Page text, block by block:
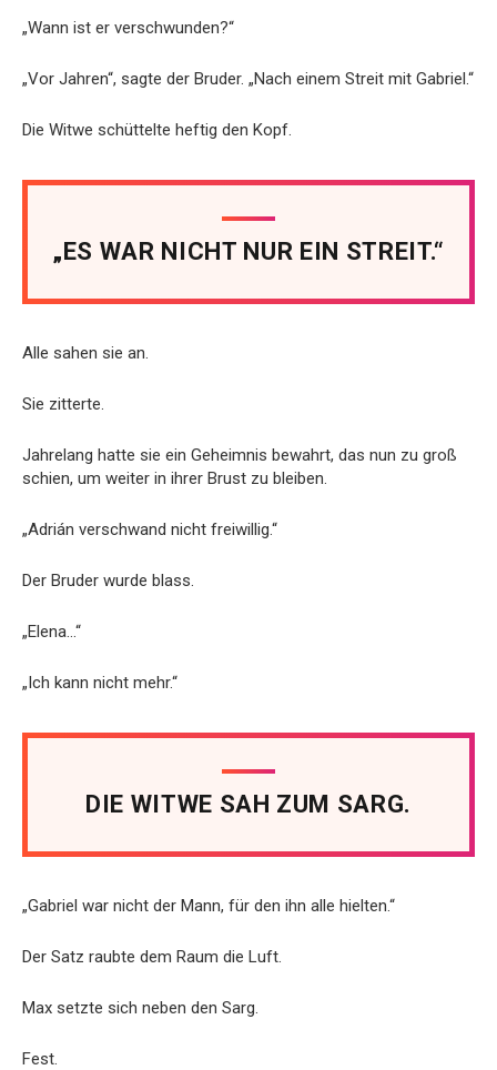
„Wann ist er verschwunden?“
„Vor Jahren“, sagte der Bruder. „Nach einem Streit mit Gabriel.“
Die Witwe schüttelte heftig den Kopf.
„ES WAR NICHT NUR EIN STREIT.“
Alle sahen sie an.
Sie zitterte.
Jahrelang hatte sie ein Geheimnis bewahrt, das nun zu groß
schien, um weiter in ihrer Brust zu bleiben.
„Adrián verschwand nicht freiwillig.“
Der Bruder wurde blass.
„Elena…“
„Ich kann nicht mehr.“
DIE WITWE SAH ZUM SARG.
„Gabriel war nicht der Mann, für den ihn alle hielten.“
Der Satz raubte dem Raum die Luft.
Max setzte sich neben den Sarg.
Fest.